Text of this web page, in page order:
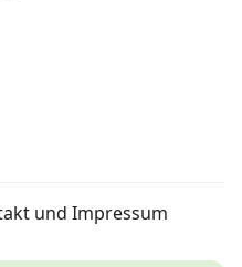
und Impressum